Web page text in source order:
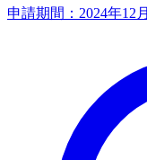
申請期間： 2024年12